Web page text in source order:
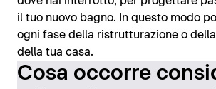
il tuo nuovo bagno. In questo modo
ogni fase della ristrutturazione o
della tua casa.
Cosa occorre